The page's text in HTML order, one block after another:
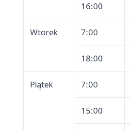
16:00
Wtorek 7:00
18:00
Piątek 7:00
15:00